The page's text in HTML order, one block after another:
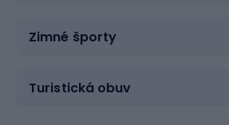
Zimné športy
Turistická obuv